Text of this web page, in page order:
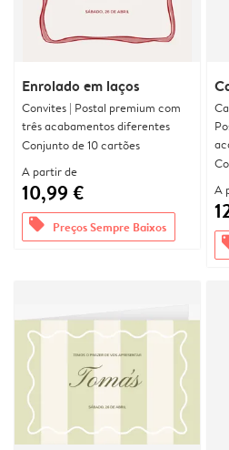
Enrolado em laços
Convites | Postal premium com
três acabamentos diferentes
Conjunto de 10 cartões
A partir de
10,99 €
offers Preços Sempre Baixos
A